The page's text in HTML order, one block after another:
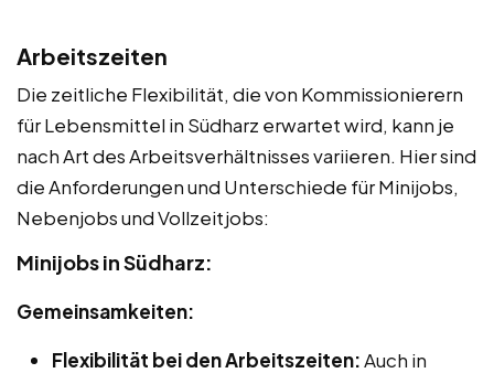
Arbeitszeiten
Die zeitliche Flexibilität, die von Kommissionierern
für Lebensmittel in Südharz erwartet wird, kann je
nach Art des Arbeitsverhältnisses variieren. Hier sind
die Anforderungen und Unterschiede für Minijobs,
Nebenjobs und Vollzeitjobs:
Minijobs in Südharz:
Gemeinsamkeiten:
Flexibilität bei den Arbeitszeiten:Auch in